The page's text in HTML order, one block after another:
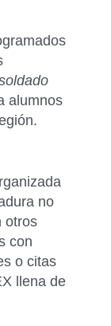
alumnos
no
otros
con
o citas
llena de